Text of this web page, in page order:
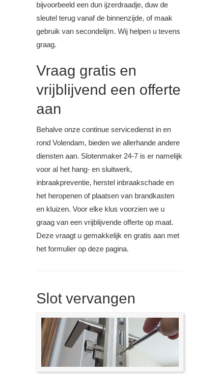
bijvoorbeeld een dun ijzerdraadje, duw de
sleutel terug vanaf de binnenzijde, of maak
gebruik van secondelijm. Wij helpen u tevens
graag.
Vraag gratis en
vrijblijvend een offerte
aan
Behalve onze continue servicedienst in en
rond Volendam, bieden we allerhande andere
diensten aan. Slotenmaker 24-7 is er namelijk
voor al het hang- en sluitwerk,
inbraakpreventie, herstel inbraakschade en
het heropenen of plaatsen van brandkasten
en kluizen. Voor elke klus voorzien we u
graag van een vrijblijvende offerte op maat.
Deze vraagt u gemakkelijk en gratis aan met
het formulier op deze pagina.
Slot vervangen